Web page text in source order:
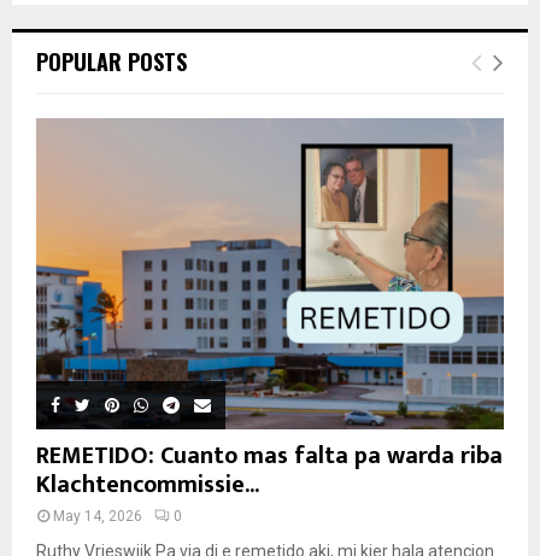
POPULAR POSTS
REMETIDO: Cuanto mas falta pa warda riba
Klachtencommissie...
May 14, 2026 0
Ruthy Vrieswijk Pa via di e remetido aki, mi kier hala atencion